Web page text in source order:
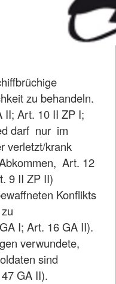
zu behandeln.
II; Art. 10 II ZP I;
darf nur im
verletzt/krank
Art. 12
9 II ZP II)
Konflikts
I; Art. 16 GA II).
verwundete,
sind
GA II).